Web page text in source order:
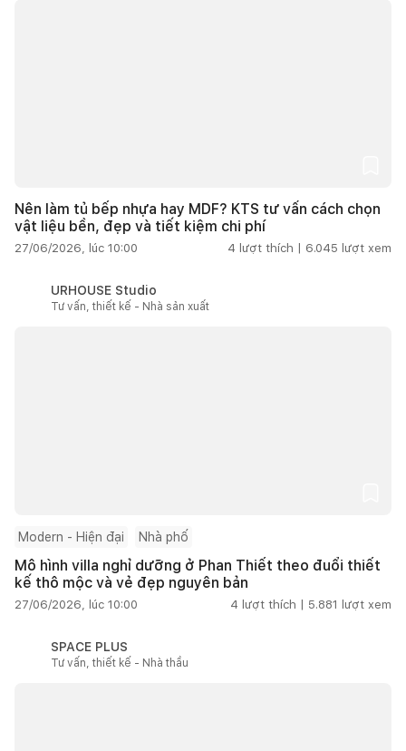
Nên làm tủ bếp nhựa hay MDF? KTS tư vấn cách chọn
vật liệu bền, đẹp và tiết kiệm chi phí
27/06/2026, lúc 10:00 4 lượt thích | 6.045 lượt xem
URHOUSE Studio
Tư vấn, thiết kế - Nhà sản xuất
Modern - Hiện đại Nhà phố
Mô hình villa nghỉ dưỡng ở Phan Thiết theo đuổi thiết
kế thô mộc và vẻ đẹp nguyên bản
27/06/2026, lúc 10:00 4 lượt thích | 5.881 lượt xem
SPACE PLUS
Tư vấn, thiết kế - Nhà thầu